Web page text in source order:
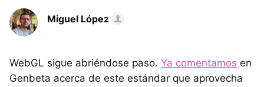
Miguel López
WebGL sigue abriéndose paso. Ya comentamos en
Genbeta acerca de este estándar que aprovecha